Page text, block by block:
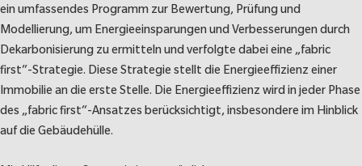
ein umfassendes Programm zur Bewertung, Prüfung und
Modellierung, um Energieeinsparungen und Verbesserungen durch
Dekarbonisierung zu ermitteln und verfolgte dabei eine „fabric
first“-Strategie. Diese Strategie stellt die Energieeffizienz einer
Immobilie an die erste Stelle. Die Energieeffizienz wird in jeder Phase
des „fabric first“-Ansatzes berücksichtigt, insbesondere im Hinblick
auf die Gebäudehülle.